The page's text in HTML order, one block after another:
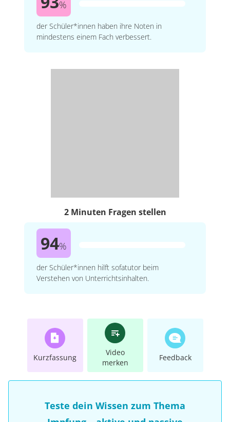
%
der Schüler*innen haben ihre Noten in
mindestens einem Fach verbessert.
2 Minuten Fragen stellen
94%
der Schüler*innen hilft sofatutor beim
Verstehen von Unterrichtsinhalten.
Kurzfassung
Video
merken
Feedback
Teste dein Wissen zum Thema